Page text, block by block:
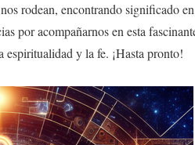
rodean, encontrando significado
por acompañarnos en esta
espiritualidad y la fe. ¡Hasta pronto!